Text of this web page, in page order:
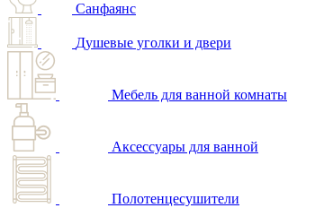
Санфаянс
Душевые уголки и двери
Мебель для ванной комнаты
Аксессуары для ванной
Полотенцесушители